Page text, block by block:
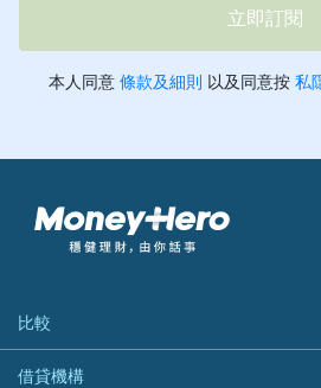
比較
私人貸款比較
借貸機構